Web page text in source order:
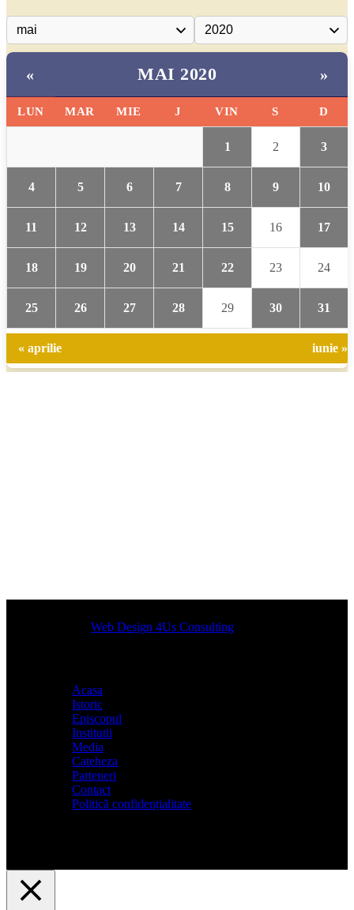
« MAI 2020 »
LUN MAR MIE J VIN S D
1 2 3
4 5 6 7 8 9 10
11 12 13 14 15 16 17
18 19 20 21 22 23 24
25 26 27 28 29 30 31
« aprilie iunie »
Designed byWeb Design 4Us Consulting
Acasa
Istoric
Episcopul
Institutii
Media
Cateheza
Parteneri
Contact
Politică confidențialitate